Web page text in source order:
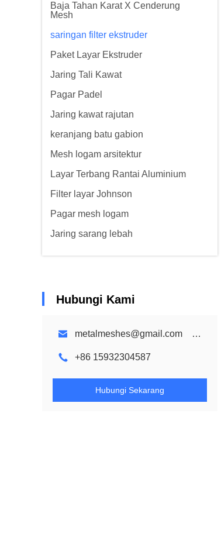
Baja Tahan Karat X Cenderung
Mesh
saringan filter ekstruder
Paket Layar Ekstruder
Jaring Tali Kawat
Pagar Padel
Jaring kawat rajutan
keranjang batu gabion
Mesh logam arsitektur
Layar Terbang Rantai Aluminium
Filter layar Johnson
Pagar mesh logam
Jaring sarang lebah
Hubungi Kami
metalmeshes@gmail.com karen@bmmetalmesh.com
+86 15932304587
Hubungi Sekarang